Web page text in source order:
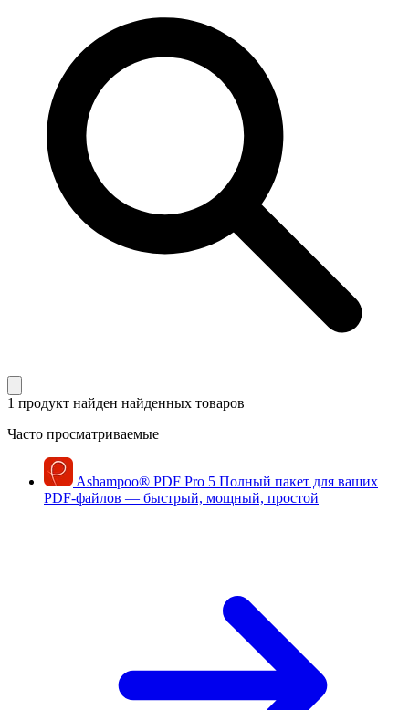
1 продукт найден найденных товаров
Часто просматриваемые
Ashampoo® PDF Pro 5 Полный пакет для ваших
PDF-файлов — быстрый, мощный, простой